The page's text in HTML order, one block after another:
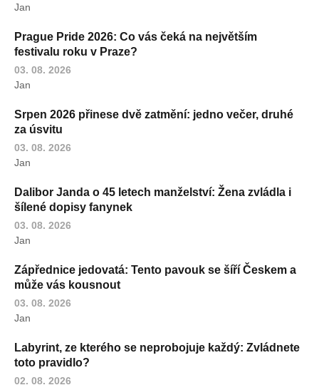
Jan
Prague Pride 2026: Co vás čeká na největším
festivalu roku v Praze?
03. 08. 2026
Jan
Srpen 2026 přinese dvě zatmění: jedno večer, druhé
za úsvitu
03. 08. 2026
Jan
Dalibor Janda o 45 letech manželství: Žena zvládla i
šílené dopisy fanynek
03. 08. 2026
Jan
Zápřednice jedovatá: Tento pavouk se šíří Českem a
může vás kousnout
03. 08. 2026
Jan
Labyrint, ze kterého se neprobojuje každý: Zvládnete
toto pravidlo?
02. 08. 2026